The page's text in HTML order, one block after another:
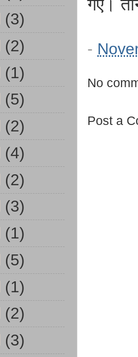
गए।
-
No
Post a
(3)
(2)
(1)
(5)
(2)
(4)
(2)
(3)
(1)
(5)
(1)
(2)
(3)